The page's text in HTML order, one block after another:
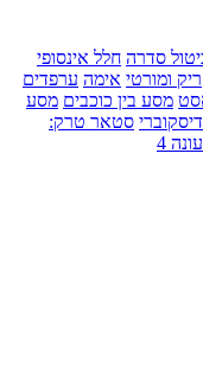
סדרה חלל אינסופי
ריק ומורטי אימה ערפדים
מסע בין כוכבים מסע
סטאר טרק:
עונה 4